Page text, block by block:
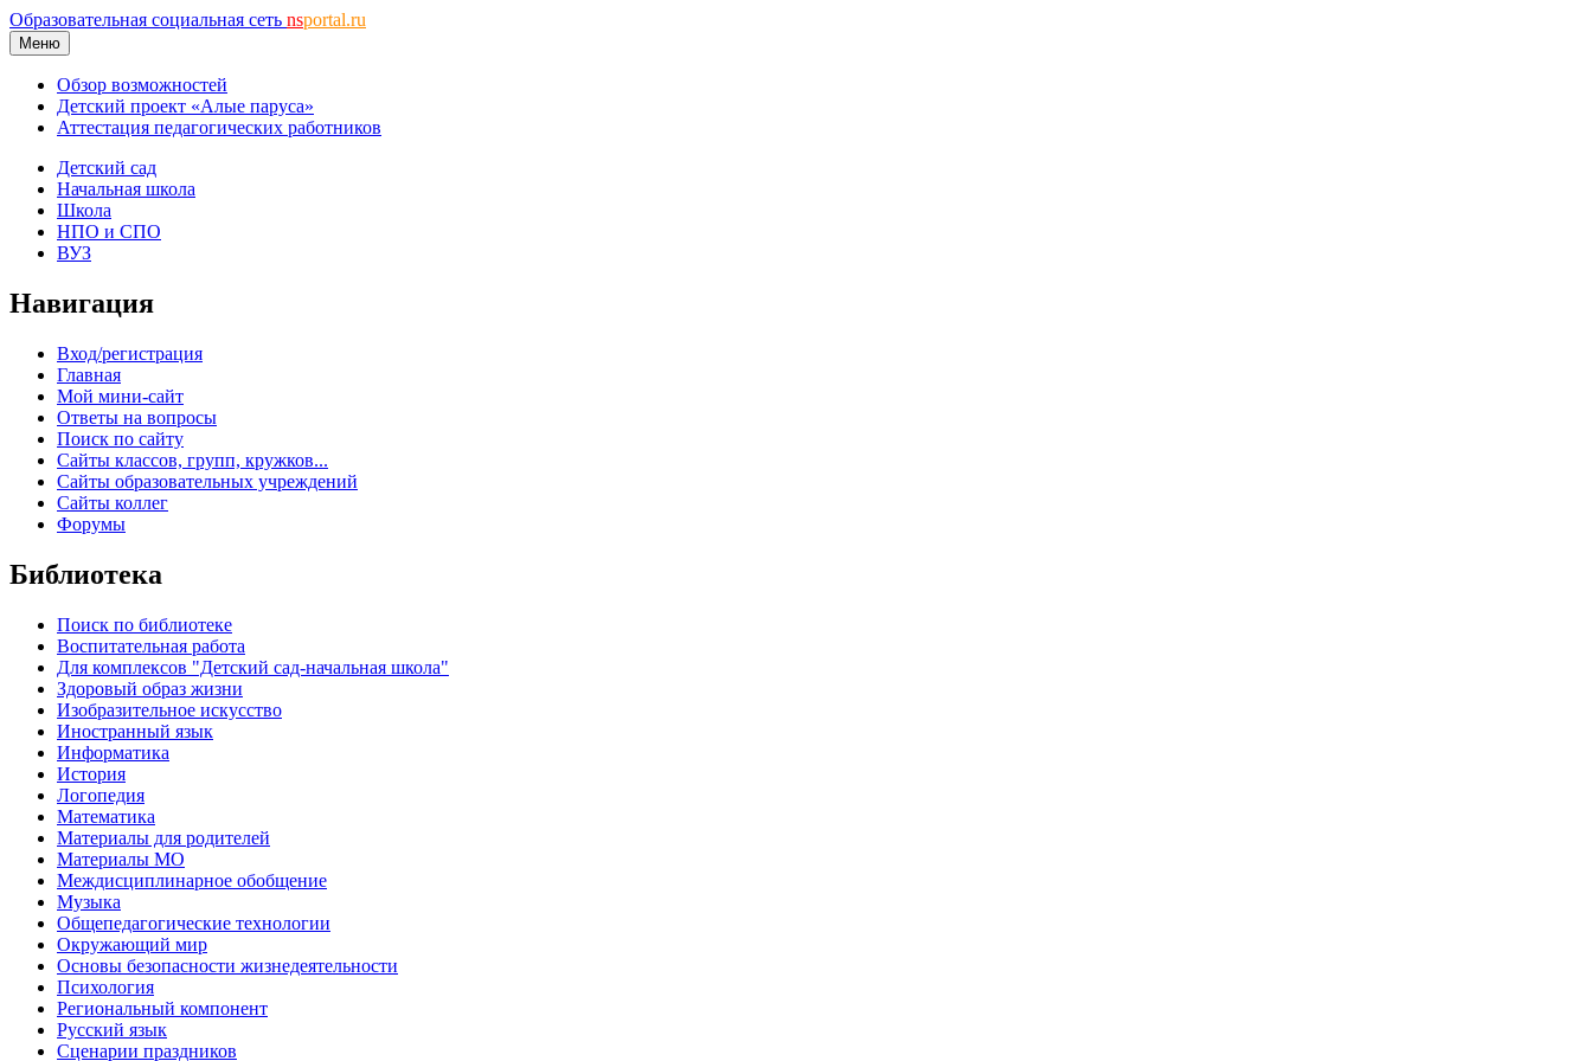
Образовательная социальная сеть nsportal.ru
Меню
Обзор возможностей
Детский проект «Алые паруса»
Аттестация педагогических работников
Детский сад
Начальная школа
Школа
НПО и СПО
ВУЗ
Навигация
Вход/регистрация
Главная
Мой мини-сайт
Ответы на вопросы
Поиск по сайту
Сайты классов, групп, кружков...
Сайты образовательных учреждений
Сайты коллег
Форумы
Библиотека
Поиск по библиотеке
Воспитательная работа
Для комплексов "Детский сад-начальная школа"
Здоровый образ жизни
Изобразительное искусство
Иностранный язык
Информатика
История
Логопедия
Математика
Материалы для родителей
Материалы МО
Междисциплинарное обобщение
Музыка
Общепедагогические технологии
Окружающий мир
Основы безопасности жизнедеятельности
Психология
Региональный компонент
Русский язык
Сценарии праздников